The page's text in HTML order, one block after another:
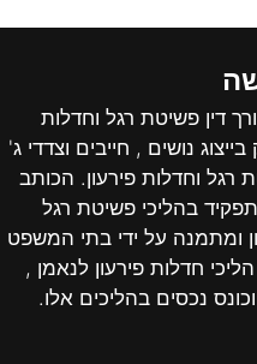
דין פשיטת רגל וחדלות
נושים , חייבים וצדדי ג'
רגל וחדלות פירעון. הכותב
בהליכי פשיטת רגל
ומתמנה על ידי בתי המשפט
חדלות פירעון לנאמן ,
נכסים בהליכים אלו.